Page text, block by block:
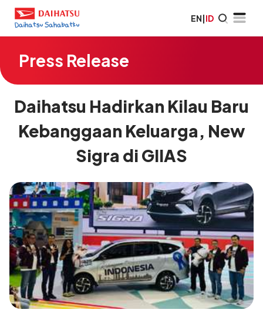
EN|ID
Press Release
Daihatsu Hadirkan Kilau Baru
Kebanggaan Keluarga, New
Sigra di GIIAS